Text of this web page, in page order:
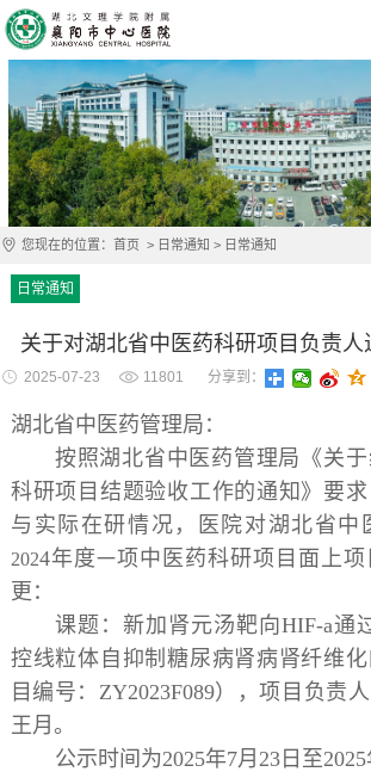
您现在的位置： 首页 > 日常通知 > 日常通知
日常通知
关于对湖北省中医药科研项目负责人
2025-07-23 11801 分享到：
湖北省中医药管理局：
按照湖北省中医药管理局《关
科研项目结题验收工作的通知》要
与实际在研情况，医院对湖北省中
2024年度一项中医药科研项目面上
更：
课题： 新加肾元汤靶向HIF-a通
控线粒体自抑制糖尿病肾病肾纤维
目编号 ： ZY2023F089），项目负责
王月 。
公示时间为2025年7月 23日至2025